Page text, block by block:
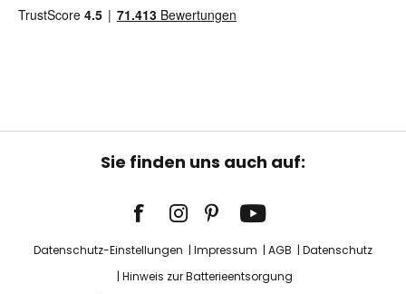
Sie finden uns auch auf:
Datenschutz-Einstellungen Impressum AGB
Datenschutz
Hinweis zur Batterieentsorgung